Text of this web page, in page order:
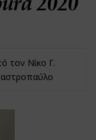
τον Νίκο Γ.